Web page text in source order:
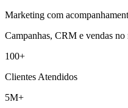
Marketing com
Campanhas, CRM e vendas
100+
Clientes Atendidos
5M+